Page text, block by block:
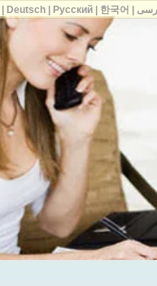
Deutsch Русский 한국어